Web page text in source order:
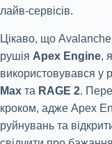
лайв-сервісів.
Цікаво, що
рушія Apex Engine,
використовувався у
Max та RAGE 2.
кроком, адже Apex
руйнувань та